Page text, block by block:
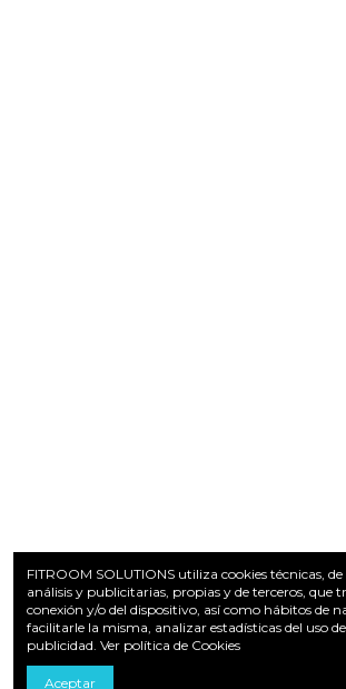
FITROOM SOLUTIONS utiliza cookies técnicas,
análisis y publicitarias, propias y de terceros, que
conexión y/o del dispositivo, así como hábitos de
facilitarle la misma, analizar estadísticas del uso
publicidad. Ver política de Cookies
Aceptar